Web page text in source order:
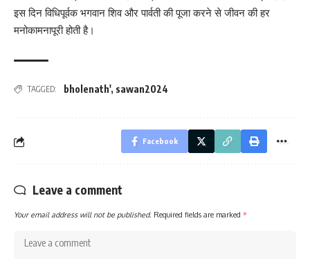
इस दिन विधिपूर्वक भगवान शिव और पार्वती की पूजा करने से जीवन की हर
मनोकामनापूरी होती है।
TAGGED: bholenath', sawan2024
Facebook
Leave a comment
Your email address will not be published. Required fields are marked *